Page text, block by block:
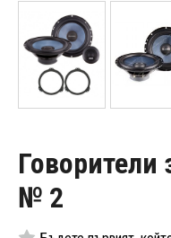
Говорители
№ 2